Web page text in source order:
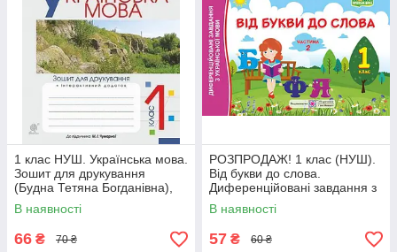
1 клас НУШ. Українська мова.
Зошит для друкування
(Будна Тетяна Богданівна),
Богдан
В наявності
66 ₴ 70 ₴
РОЗПРОДАЖ! 1 клас (НУШ).
Від букви до слова.
Диференційовані завдання з
української мови. Частина 2
(Кравцева)
В наявності
57 ₴ 60 ₴